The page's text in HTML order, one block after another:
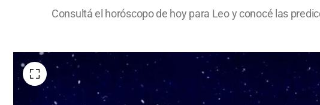
Consultá el horóscopo de hoy para Leo y conocé las